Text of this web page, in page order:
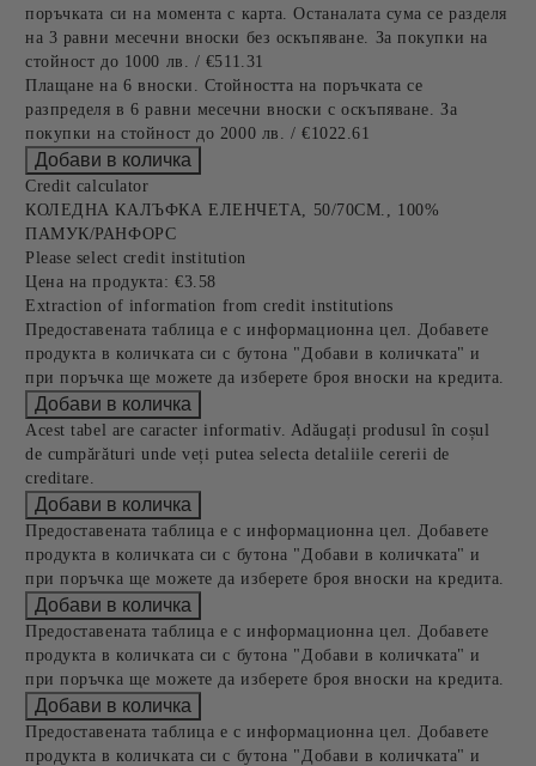
поръчката си на момента с карта. Останалата сума се разделя
на 3 равни месечни вноски без оскъпяване. За покупки на
стойност до 1000 лв. / €511.31
Плащане на 6 вноски. Стойността на поръчката се
разпределя в 6 равни месечни вноски с оскъпяване. За
покупки на стойност до 2000 лв. / €1022.61
Credit calculator
КОЛЕДНА КАЛЪФКА ЕЛЕНЧЕТА, 50/70СМ., 100%
ПАМУК/РАНФОРС
Please select credit institution
Цена на продукта: €3.58
Extraction of information from credit institutions
Предоставената таблица е с информационна цел. Добавете
продукта в количката си с бутона "Добави в количката" и
при поръчка ще можете да изберете броя вноски на кредита.
Acest tabel are caracter informativ. Adăugați produsul în coșul
de cumpărături unde veți putea selecta detaliile cererii de
creditare.
Предоставената таблица е с информационна цел. Добавете
продукта в количката си с бутона "Добави в количката" и
при поръчка ще можете да изберете броя вноски на кредита.
Предоставената таблица е с информационна цел. Добавете
продукта в количката си с бутона "Добави в количката" и
при поръчка ще можете да изберете броя вноски на кредита.
Предоставената таблица е с информационна цел. Добавете
продукта в количката си с бутона "Добави в количката" и